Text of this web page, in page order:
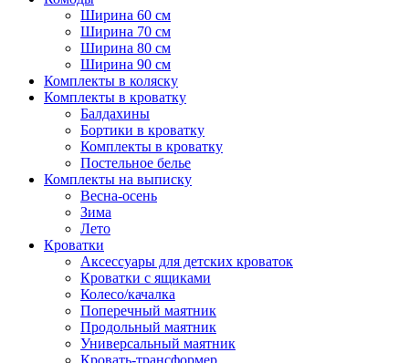
Ширина 60 см
Ширина 70 см
Ширина 80 см
Ширина 90 см
Комплекты в коляску
Комплекты в кроватку
Балдахины
Бортики в кроватку
Комплекты в кроватку
Постельное белье
Комплекты на выписку
Весна-осень
Зима
Лето
Кроватки
Аксессуары для детских кроваток
Кроватки с ящиками
Колесо/качалка
Поперечный маятник
Продольный маятник
Универсальный маятник